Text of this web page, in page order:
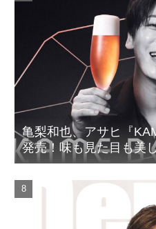
亀梨和也、アサヒ『
発売！味も見た目も美
ルがついに完成